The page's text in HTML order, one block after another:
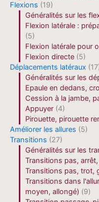
Flexions (19)
Généralités sur les
Flexion latérale :
(5)
Flexion latérale pour
Flexion directe (5)
Déplacements latéraux
Généralités sur les
Epaule en dedans,
Cession à la jambe,
Appuyer (4)
Pirouette, pirouette
Améliorer les allures (5)
Transitions (27)
Généralités sur les
Transitions pas,
Transitions pas, trot,
Transitions dans
moyen, allongé) (9)